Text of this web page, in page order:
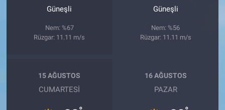
Güneşli
Nem: %67
Rüzgar: 11.11 m/s
Güneşli
Nem: %56
Rüzgar: 11.11 m/s
15 AĞUSTOS
CUMARTESI
16 AĞUSTOS
PAZAR